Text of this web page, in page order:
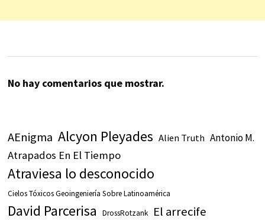
No hay comentarios que mostrar.
AEnigma Alcyon Pleyades Alien Truth Antonio M.
Atrapados En El Tiempo
Atraviesa lo desconocido
Cielos Tóxicos Geoingeniería Sobre Latinoamérica
David Parcerisa DrossRotzank El arrecife